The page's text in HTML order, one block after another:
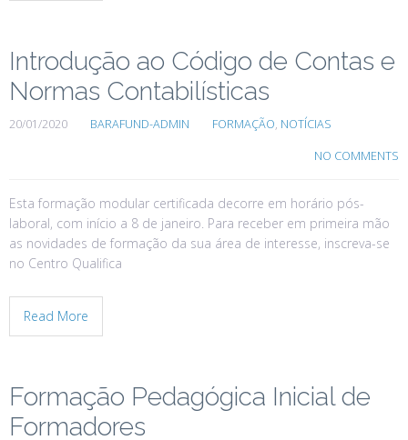
Introdução ao Código de Contas e
Normas Contabilísticas
20/01/2020 BARAFUND-ADMIN FORMAÇÃO, NOTÍCIAS
NO COMMENTS
Esta formação modular certificada decorre em horário pós-
laboral, com início a 8 de janeiro. Para receber em primeira mão
as novidades de formação da sua área de interesse, inscreva-se
no Centro Qualifica
Read More
Formação Pedagógica Inicial de
Formadores